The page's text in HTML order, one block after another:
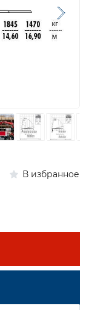
В избранное